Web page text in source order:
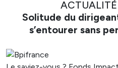
Solitude du
s’entourer sans